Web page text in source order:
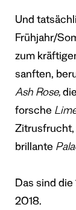
Und
Frühjahr/
zum
sanften,
Ash Rose,
forsche
Zitrusfrucht,
brillante
Das sind
2018.